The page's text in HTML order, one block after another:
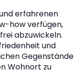
erfahrenen
how verfügen,
abzuwickeln.
und
Gegenstände
Wohnort zu